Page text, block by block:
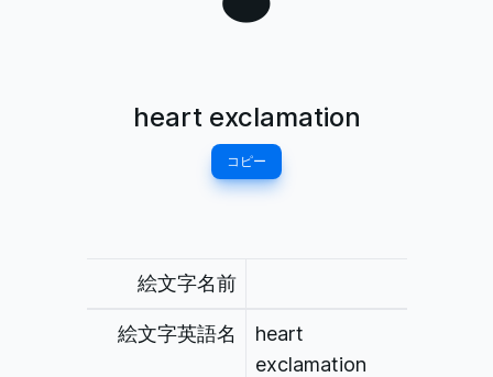
heart exclamation
コピー
絵文字名前
絵文字英語名
heart
exclamation